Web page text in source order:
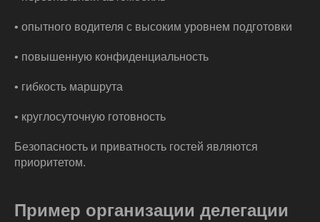
• опытного водителя с высоким уровнем подготовки
• повышенную конфиденциальность
• гибкость маршрута
• круглосуточную готовность
Безопасность и приватность гостей являются
приоритетом.
Пример организации делегации